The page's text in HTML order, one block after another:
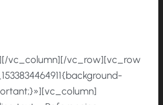
vc_column][/vc_row][vc_row